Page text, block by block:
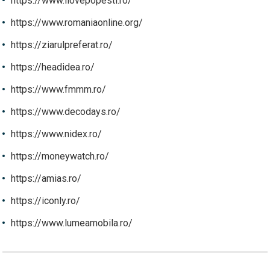
https://www.romaniaonline.org/
https://ziarulpreferat.ro/
https://headidea.ro/
https://www.fmmm.ro/
https://www.decodays.ro/
https://www.nidex.ro/
https://moneywatch.ro/
https://amias.ro/
https://iconly.ro/
https://www.lumeamobila.ro/